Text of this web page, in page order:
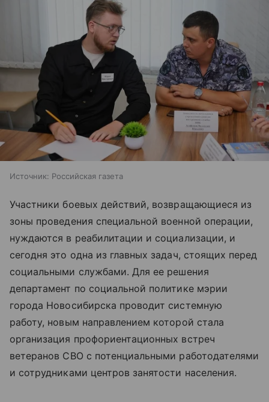
Источник: Российская газета
Участники боевых действий, возвращающиеся из
зоны проведения специальной военной операции,
нуждаются в реабилитации и социализации, и
сегодня это одна из главных задач, стоящих перед
социальными службами. Для ее решения
департамент по социальной политике мэрии
города Новосибирска проводит системную
работу, новым направлением которой стала
организация профориентационных встреч
ветеранов СВО с потенциальными работодателями
и сотрудниками центров занятости населения.